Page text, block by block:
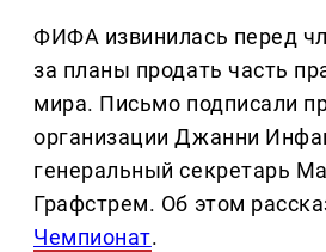
ФИФА извинилась перед
за планы продать часть
мира. Письмо подписали
организации Джанни
генеральный секретарь
Графстрем. Об этом
Чемпионат.